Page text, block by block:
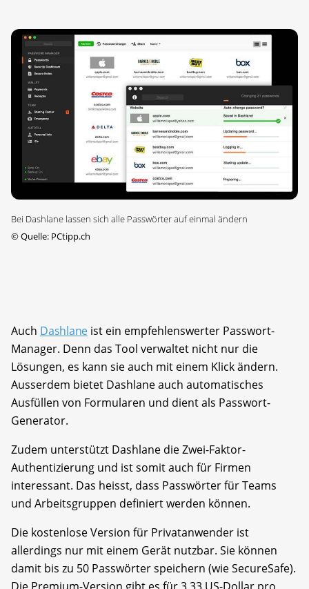
Bei Dashlane lassen sich alle Passwörter auf einmal ändern
©Quelle: PCtipp.ch
Auch Dashlane ist ein empfehlenswerter Passwort-
Manager. Denn das Tool verwaltet nicht nur die
Lösungen, es kann sie auch mit einem Klick ändern.
Ausserdem bietet Dashlane auch automatisches
Ausfüllen von Formularen und dient als Passwort-
Generator.
Zudem unterstützt Dashlane die Zwei-Faktor-
Authentizierung und ist somit auch für Firmen
interessant. Das heisst, dass Passwörter für Teams
und Arbeitsgruppen definiert werden können.
Die kostenlose Version für Privatanwender ist
allerdings nur mit einem Gerät nutzbar. Sie können
damit bis zu 50 Passwörter speichern (wie SecureSafe).